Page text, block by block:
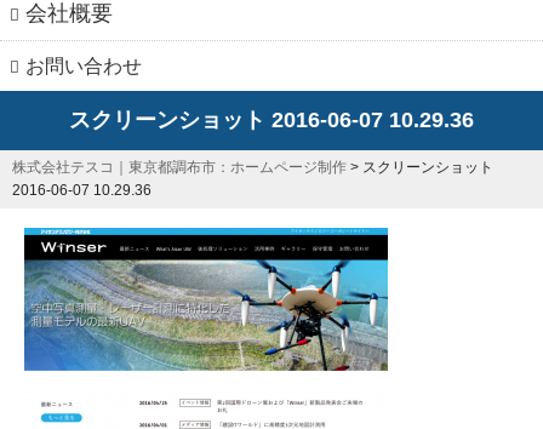
会社概要
お問い合わせ
スクリーンショット 2016-06-07 10.29.36
株式会社テスコ｜東京都調布市：ホームページ制作 > スクリーンショット
2016-06-07 10.29.36